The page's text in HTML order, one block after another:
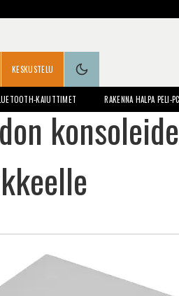
KESKUSTELU
KAIUTTIMET RAKENNA HALPA PELI-PC